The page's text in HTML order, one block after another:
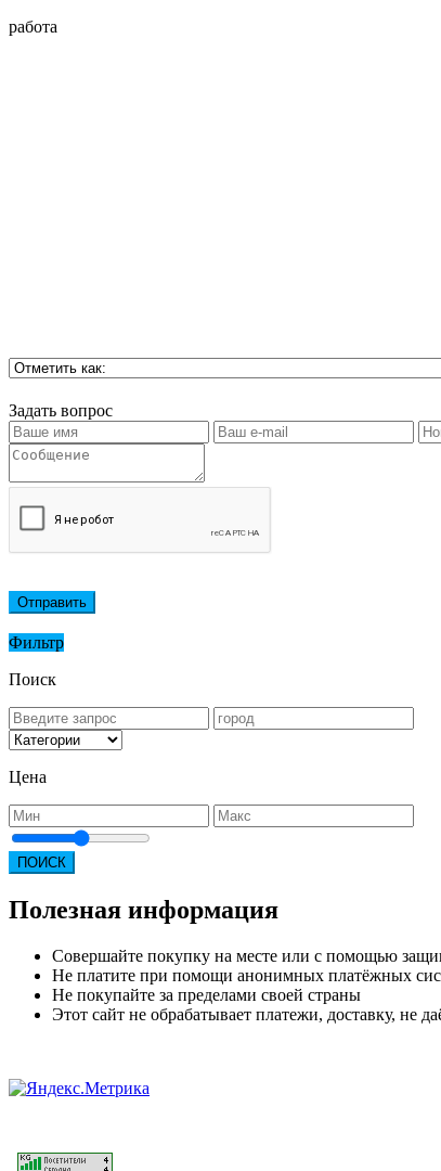
работа
Задать вопрос
Отправить
Фильтр
Поиск
Цена
ПОИСК
Полезная информация
Совершайте покупку на месте или с помощью
Не платите при помощи анонимных платёжных
Не покупайте за пределами своей страны
Этот сайт не обрабатывает платежи, доставку, не